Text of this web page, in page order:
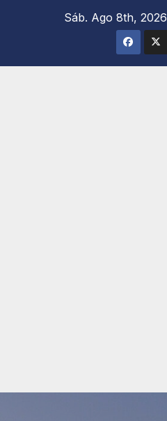
Sáb. Ago 8th, 2026